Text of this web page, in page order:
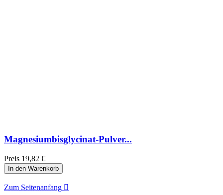
Magnesiumbisglycinat-Pulver...
Preis 19,82 €
In den Warenkorb
Zum Seitenanfang 